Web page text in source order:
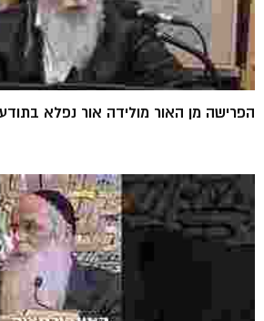
הפרישה מן האור מולידה אור נפלא